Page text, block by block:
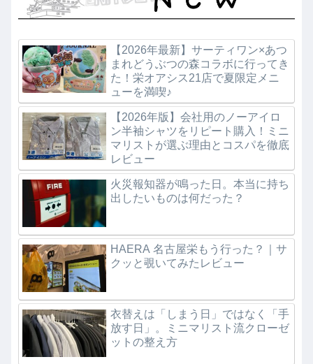
【2026年最新】サーティワン×あつ
まれどうぶつの森コラボに行ってき
た！栄オアシス21店で夏限定メニ
ューを満喫♪
【2026年版】会社用のノーアイロ
ン半袖シャツをリピート購入！ミニ
マリストが選ぶ理由とコスパを徹底
レビュー
火災報知器が鳴った日。本当に持ち
出したいものは何だった？
HAERA 名古屋栄もう行った？｜サ
クッと覗いてみたレビュー
衣替えは「しまう日」ではなく「手
放す日」。ミニマリスト流クローゼ
ットの整え方